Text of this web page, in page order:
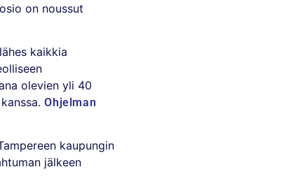
on noussut
kaikkia
olevien yli 40
Ohjelman
kaupungin
jälkeen